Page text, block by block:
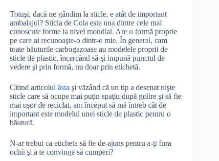
Totuşi, dacă ne gândim la sticle, e atât de important
ambalajul? Sticla de Cola este una dintre cele mai
cunoscute forme la nivel mondial. Are o formă proprie
pe care ai recunoaşte-o dintr-o mie. În general, cam
toate băuturile carbogazoase au modelele proprii de
sticle de plastic, încercând să-şi impună punctul de
vedere şi prin formă, nu doar prin etichetă.
Citind articolul ăsta şi văzând că un tip a desenat nişte
sticle care să ocupe mai puţin spaţiu după golire şi să fie
mai uşor de reciclat, am început să mă întreb cât de
important este modelul unei sticle de plastic pentru o
băutură.
N-ar trebui ca eticheta să fie de-ajuns pentru a-ţi fura
ochii şi a te convinge să cumperi?